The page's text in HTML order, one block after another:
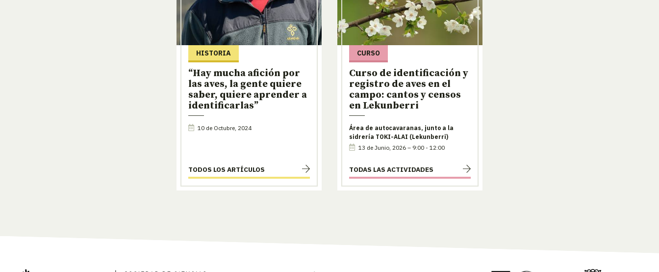
HISTORIA
“Hay mucha afición por
las aves, la gente quiere
saber, quiere aprender a
identificarlas”
10 de Octubre, 2024
TODOS LOS ARTÍCULOS
CURSO
Curso de identificación y
registro de aves en el
campo: cantos y censos
en Lekunberri
Área de autocavaranas, junto a la
sidrería TOKI-ALAI (Lekunberri)
13 de Junio, 2026 – 9:00 - 12:00
TODAS LAS ACTIVIDADES